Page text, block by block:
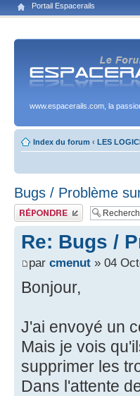
Portail Espacerails
www.espacerails.com, la
Index du forum ‹ LES
Bugs / Problème
Publier une réponse
Re: Bugs /
par cmenut » 04
Bonjour,
J'ai envoyé un
Mais je vois
supprimer les
Dans l'attente